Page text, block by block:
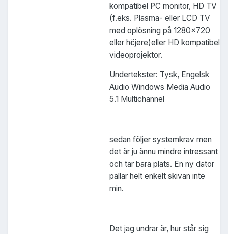
kompatibel PC monitor, HD TV
(f.eks. Plasma- eller LCD TV
med oplösning på 1280x720
eller höjere)eller HD kompatibel
videoprojektor.
Undertekster: Tysk, Engelsk
Audio Windows Media Audio
5.1 Multichannel
sedan följer systemkrav men
det är ju ännu mindre intressant
och tar bara plats. En ny dator
pallar helt enkelt skivan inte
min.
Det jag undrar är, hur står sig